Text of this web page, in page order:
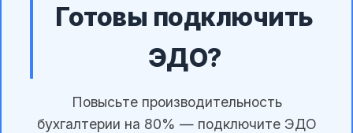
Готовы подключить
ЭДО?
Повысьте производительность
бухгалтерии на 80% — подключите ЭДО